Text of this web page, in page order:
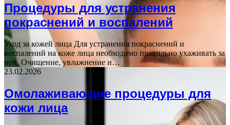
Процедуры для устранения
покраснений и воспалений
Уход за кожей лица Для устранения покраснений и
воспалений на коже лица необходимо правильно ухаживать за
ней. Очищение, увлажнение и…
23.02.2026
Омолаживающие процедуры для
кожи лица